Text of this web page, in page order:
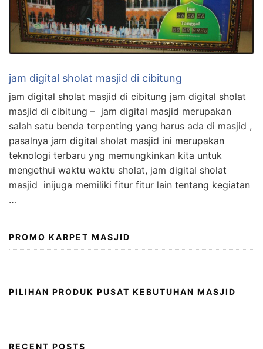
jam digital sholat masjid di cibitung
jam digital sholat masjid di cibitung jam digital sholat
masjid di cibitung – jam digital masjid merupakan
salah satu benda terpenting yang harus ada di masjid ,
pasalnya jam digital sholat masjid ini merupakan
teknologi terbaru yng memungkinkan kita untuk
mengethui waktu waktu sholat, jam digital sholat
masjid inijuga memiliki fitur fitur lain tentang kegiatan
…
PROMO KARPET MASJID
PILIHAN PRODUK PUSAT KEBUTUHAN MASJID
RECENT POSTS